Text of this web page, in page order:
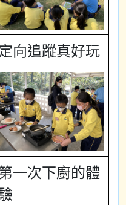
定向追蹤真好玩
一次下廚的體